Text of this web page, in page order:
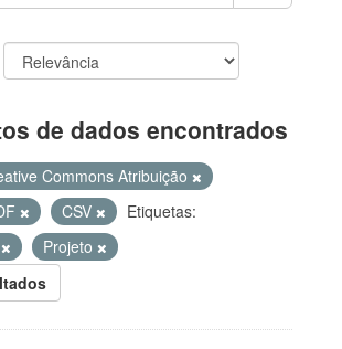
de dados encontrados
Commons Atribuição
CSV
Etiquetas:
Projeto